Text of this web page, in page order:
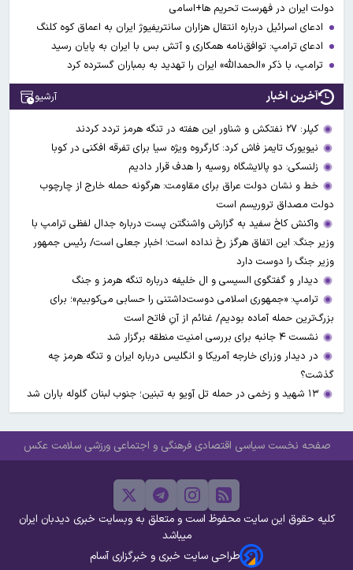
دولت ایران در فهرست تحریم ها+اسامی
ادعای اسرائیل درباره انتقال هزاران سانتریفیوژ ایران به اعماق کوه کلنگ
ادعای ترامپ: توافق‌نامه همکاری و آتش بس با ایران به پایان رسید
ترامپ، با ذکر «الحمدالله» ایران را تهدید به بمباران گسترده کرد
آخرین اخبار آرشیو
کپلر: ۲۷ نفتکش و شناور این هفته در تنگه هرمز تردد کردند
نیویورک تایمز فاش کرد: کارگروه ویژه سیا برای تفرقه افکنی در کوبا
زلنسکی: دو پالایشگاه روسیه را هدف قرار دادیم
خط و نشان دولت عراق برای مقاومت: هرگونه حمله خارج از چارچوب
دولت مصداق تروریسم است
واکنش کاخ سفید به گزارش واشنگتن پست درباره جدال لفظی ترامپ با
وزیر جنگ: این اتفاق هرگز رخ نداده است؛ اخبار جعلی است/ رئیس جمهور
وزیر جنگ را دوست دارد
دیدار و گفتگوی السیسی و ال خلیفه درباره تنگه هرمز و جنگ
ترامپ: «جمهوری اسلامی دوست‌داشتنی را حسابی می‌کوبیم»؛ برای
بزرگ‌ترین حمله آماده بودیم/ غنائم از آنِ فاتح است
نشست ۴ جانبه برای بررسی امنیت منطقه برگزار شد
در دیدار وزرای خارجه آمریکا و انگلیس درباره ایران و تنگه هرمز چه
گذشت؟
۱۳ شهید و زخمی در حمله تل آویو به تبنین؛ جنوب لبنان گلوله باران شد
صفحه نخست سیاسی اقتصادی فرهنگی و اجتماعی ورزشی سلامت عکس
کلیه حقوق این سایت محفوظ است و متعلق به وبسایت خبری دیدبان ایران
میباشد
طراحی سایت خبری و خبرگزاری آسام